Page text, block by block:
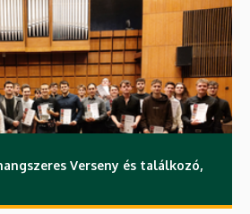
Verseny és találkozó,